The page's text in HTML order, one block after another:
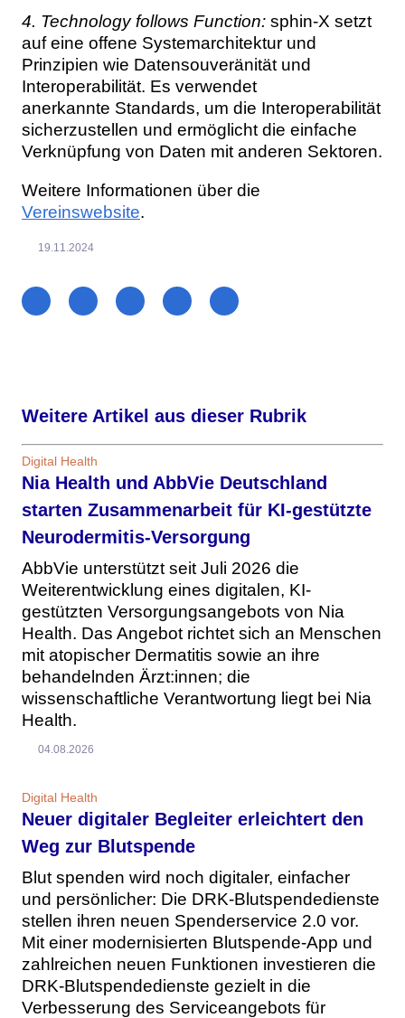
4. Technology follows Function: sphin-X setzt
auf eine offene Systemarchitektur und
Prinzipien wie Datensouveränität und
Interoperabilität. Es verwendet
anerkannte Standards, um die Interoperabilität
sicherzustellen und ermöglicht die einfache
Verknüpfung von Daten mit anderen Sektoren.
Weitere Informationen über die
Vereinswebsite.
19.11.2024
Weitere Artikel aus dieser Rubrik
Digital Health
Nia Health und AbbVie Deutschland
starten Zusammenarbeit für KI-gestützte
Neurodermitis-Versorgung
AbbVie unterstützt seit Juli 2026 die
Weiterentwicklung eines digitalen, KI-
gestützten Versorgungsangebots von Nia
Health. Das Angebot richtet sich an Menschen
mit atopischer Dermatitis sowie an ihre
behandelnden Ärzt:innen; die
wissenschaftliche Verantwortung liegt bei Nia
Health.
04.08.2026
Digital Health
Neuer digitaler Begleiter erleichtert den
Weg zur Blutspende
Blut spenden wird noch digitaler, einfacher
und persönlicher: Die DRK-Blutspendedienste
stellen ihren neuen Spenderservice 2.0 vor.
Mit einer modernisierten Blutspende-App und
zahlreichen neuen Funktionen investieren die
DRK-Blutspendedienste gezielt in die
Verbesserung des Serviceangebots für